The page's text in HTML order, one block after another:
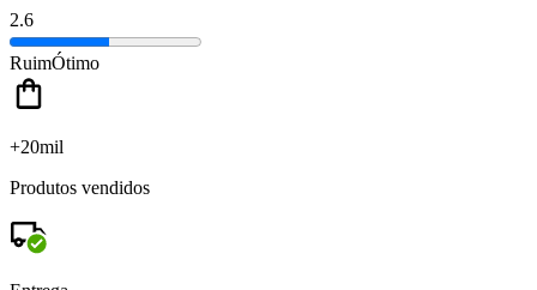
2.6
RuimÓtimo
+20mil
Produtos vendidos